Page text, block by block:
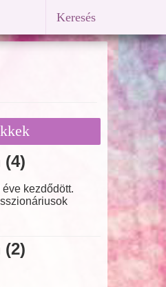
Keresés
(4)
kezdődött.
(2)